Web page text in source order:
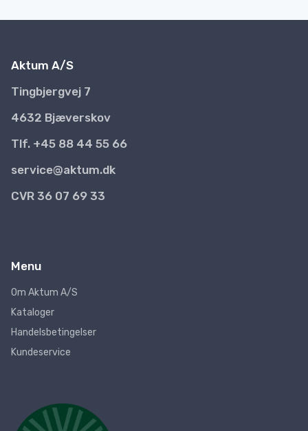
Aktum A/S
Tingbjergvej 7
4632 Bjæverskov
Tlf. +45 88 44 55 66
service@aktum.dk
CVR 36 07 69 33
Menu
Om Aktum A/S
Kataloger
Handelsbetingelser
Kundeservice